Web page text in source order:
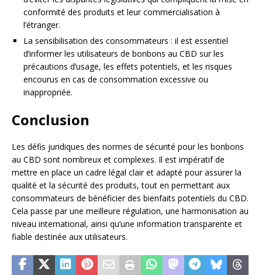
conformité des produits et leur commercialisation à
l’étranger.
La sensibilisation des consommateurs : il est essentiel
d’informer les utilisateurs de bonbons au CBD sur les
précautions d’usage, les effets potentiels, et les risques
encourus en cas de consommation excessive ou
inappropriée.
Conclusion
Les défis juridiques des normes de sécurité pour les bonbons
au CBD sont nombreux et complexes. Il est impératif de
mettre en place un cadre légal clair et adapté pour assurer la
qualité et la sécurité des produits, tout en permettant aux
consommateurs de bénéficier des bienfaits potentiels du CBD.
Cela passe par une meilleure régulation, une harmonisation au
niveau international, ainsi qu’une information transparente et
fiable destinée aux utilisateurs.